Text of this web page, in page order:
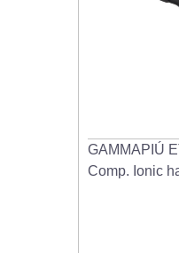
GAMMAPIÚ
Comp. Ionic